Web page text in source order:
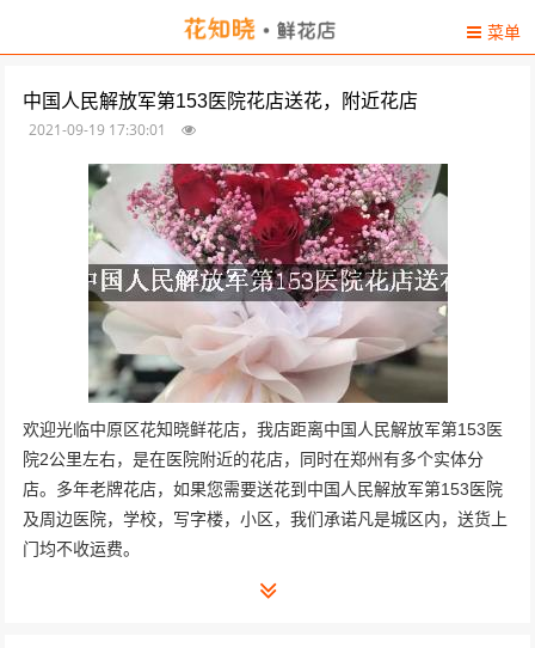
菜单
中国人民解放军第153医院花店送花，附近花店
2021-09-19 17:30:01
欢迎光临中原区花知晓鲜花店，我店距离中国人民解放军第153医
院2公里左右，是在医院附近的花店，同时在郑州有多个实体分
店。多年老牌花店，如果您需要送花到中国人民解放军第153医院
及周边医院，学校，写字楼，小区，我们承诺凡是城区内，送货上
门均不收运费。